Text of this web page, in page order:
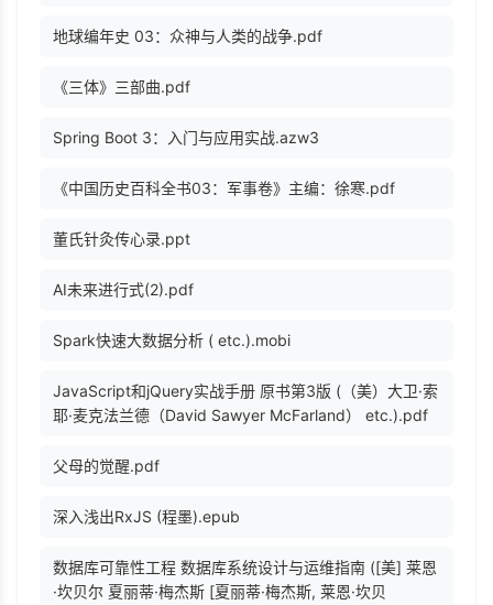
地球编年史 03：众神与人类的战争.pdf
《三体》三部曲.pdf
Spring Boot 3：入门与应用实战.azw3
《中国历史百科全书03：军事卷》主编：徐寒.pdf
董氏针灸传心录.ppt
AI未来进行式(2).pdf
Spark快速大数据分析 ( etc.).mobi
JavaScript和jQuery实战手册 原书第3版 (（美）大卫·索
耶·麦克法兰德（David Sawyer McFarland） etc.).pdf
父母的觉醒.pdf
深入浅出RxJS (程墨).epub
数据库可靠性工程 数据库系统设计与运维指南 ([美] 莱恩
·坎贝尔 夏丽蒂·梅杰斯 [夏丽蒂·梅杰斯, 莱恩·坎贝